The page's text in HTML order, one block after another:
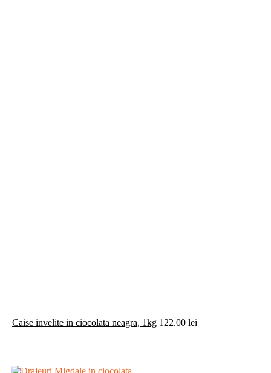
Caise invelite in ciocolata neagra, 1kg 122.00 lei